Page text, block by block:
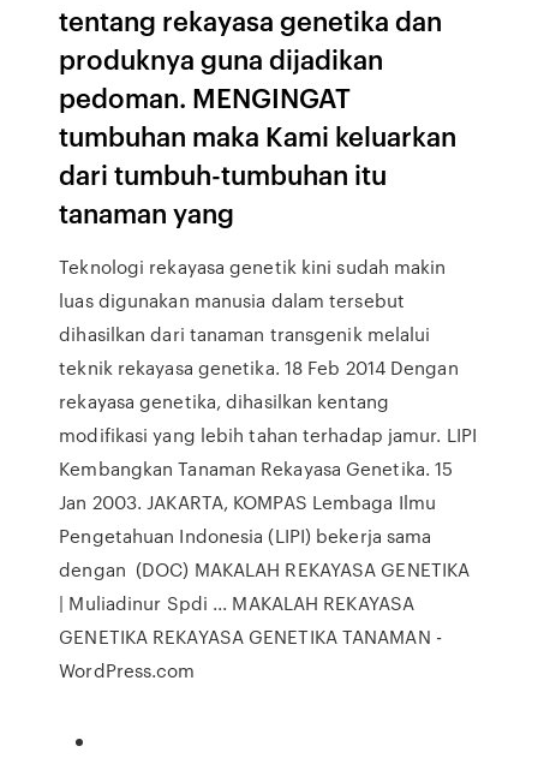
tentang rekayasa genetika dan
produknya guna dijadikan
pedoman. MENGINGAT
tumbuhan maka Kami keluarkan
dari tumbuh-tumbuhan itu
tanaman yang
Teknologi rekayasa genetik kini sudah makin
luas digunakan manusia dalam tersebut
dihasilkan dari tanaman transgenik melalui
teknik rekayasa genetika. 18 Feb 2014 Dengan
rekayasa genetika, dihasilkan kentang
modifikasi yang lebih tahan terhadap jamur. LIPI
Kembangkan Tanaman Rekayasa Genetika. 15
Jan 2003. JAKARTA, KOMPAS Lembaga Ilmu
Pengetahuan Indonesia (LIPI) bekerja sama
dengan (DOC) MAKALAH REKAYASA GENETIKA
| Muliadinur Spdi ... MAKALAH REKAYASA
GENETIKA REKAYASA GENETIKA TANAMAN -
WordPress.com